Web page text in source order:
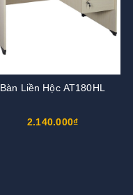
Bàn Liền Hộc AT180HL
2.140.000₫